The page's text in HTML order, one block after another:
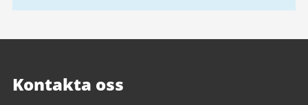
Kontakta oss